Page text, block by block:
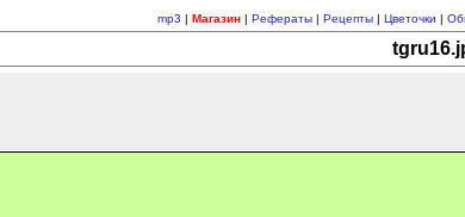
mp3 | Магазин| Рефераты| Рецепты| Цветочки |